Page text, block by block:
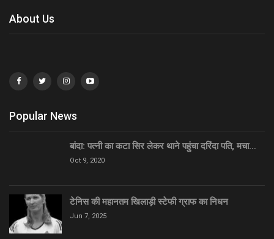
About Us
Popular News
बांदा: पत्नी का कटा सिर लेकर थाने पहुंचा दरिंदा पति, मचा…
Oct 9, 2020
टेनिस की महानतम खिलाड़ी स्टेफी ग्राफ का निधन
Jun 7, 2025